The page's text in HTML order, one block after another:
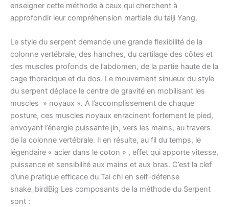
enseigner cette méthode à ceux qui cherchent à
approfondir leur compréhension martiale du taiji Yang.
Le style du serpent demande une grande flexibilité de la
colonne vertébrale, des hanches, du cartilage des côtes et
des muscles profonds de l’abdomen, de la partie haute de la
cage thoracique et du dos. Le mouvement sinueux du style
du serpent déplace le centre de gravité en mobilisant les
muscles » noyaux ». A l’accomplissement de chaque
posture, ces muscles noyaux enracinent fortement le pied,
envoyant l’énergie puissante jin, vers les mains, au travers
de la colonne vertébrale. Il en résulte, au fil du temps, le
légendaire « acier dans le coton » , effet qui apporte vitesse,
puissance et sensibilité aux mains et aux bras. C’est la clef
d’une pratique efficace du Tai chi en self-défense
snake_birdBig Les composants de la méthode du Serpent
sont :